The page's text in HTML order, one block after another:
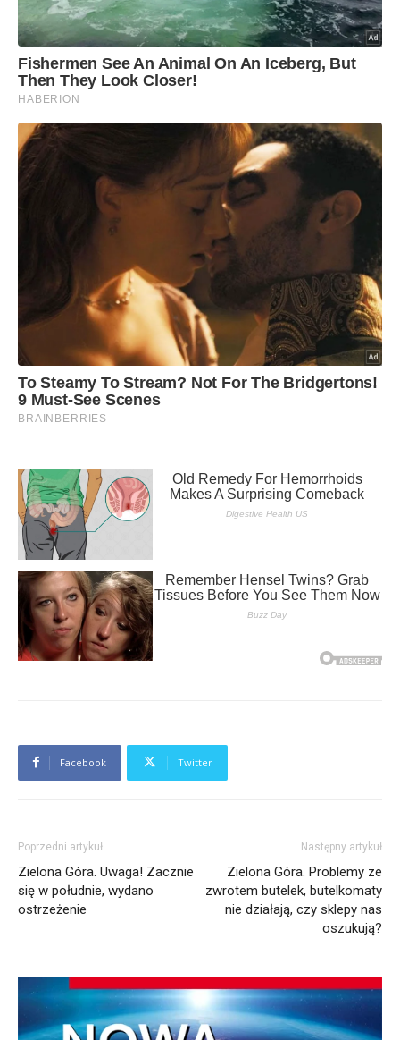
Facebook Twitter
Poprzedni artykuł
Zielona Góra. Uwaga! Zacznie
się w południe, wydano
ostrzeżenie
Następny artykuł
Zielona Góra. Problemy ze
zwrotem butelek, butelkomaty
nie działają, czy sklepy nas
oszukują?